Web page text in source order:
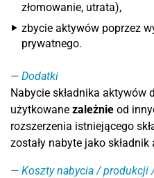
złomowanie, utrata),
zbycie aktywów poprzez
prywatnego.
Dodatki
Nabycie składnika aktywów
użytkowane zależnie od
rozszerzenia istniejącego
zostały nabyte jako składnik
Koszty nabycia / produkcji